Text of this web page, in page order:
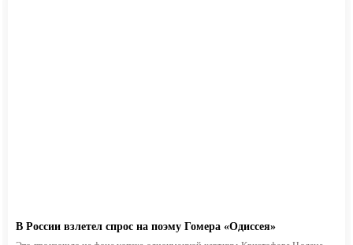
В России взлетел спрос на поэму Гомера «Одиссея»